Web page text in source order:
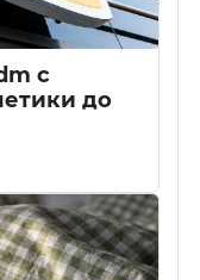
с
до